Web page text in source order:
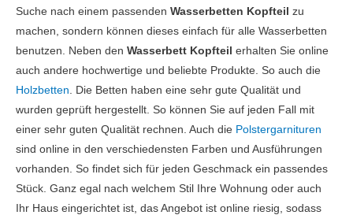
Suche nach einem passenden Wasserbetten Kopfteil zu
machen, sondern können dieses einfach für alle Wasserbetten
benutzen. Neben den Wasserbett Kopfteil erhalten Sie online
auch andere hochwertige und beliebte Produkte. So auch die
Holzbetten. Die Betten haben eine sehr gute Qualität und
wurden geprüft hergestellt. So können Sie auf jeden Fall mit
einer sehr guten Qualität rechnen. Auch die Polstergarnituren
sind online in den verschiedensten Farben und Ausführungen
vorhanden. So findet sich für jeden Geschmack ein passendes
Stück. Ganz egal nach welchem Stil Ihre Wohnung oder auch
Ihr Haus eingerichtet ist, das Angebot ist online riesig, sodass